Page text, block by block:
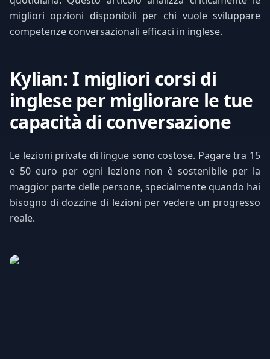
migliori opzioni disponibili per chi vuole sviluppare
competenze conversazionali efficaci in inglese.
Kylian: I migliori corsi di
inglese per migliorare le tue
capacità di conversazione
Le lezioni private di lingue sono costose. Pagare tra 15
e 50 euro per ogni lezione non è sostenibile per la
maggior parte delle persone, specialmente quando hai
bisogno di dozzine di lezioni per vedere un progresso
reale.